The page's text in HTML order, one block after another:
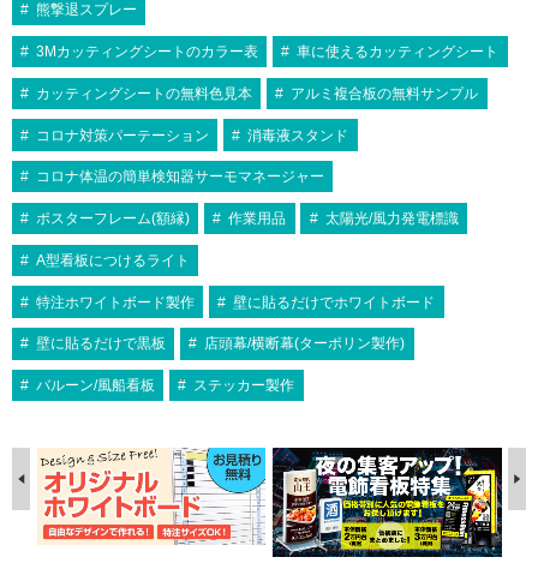
熊撃退スプレー
3Mカッティングシートのカラー表 車に使えるカッティングシート
カッティングシートの無料色見本 アルミ複合板の無料サンプル
コロナ対策パーテーション 消毒液スタンド
コロナ体温の簡単検知器サーモマネージャー
ポスターフレーム(額縁) 作業用品 太陽光/風力発電標識
A型看板につけるライト
特注ホワイトボード製作 壁に貼るだけでホワイトボード
壁に貼るだけで黒板 店頭幕/横断幕(ターポリン製作)
バルーン/風船看板 ステッカー製作